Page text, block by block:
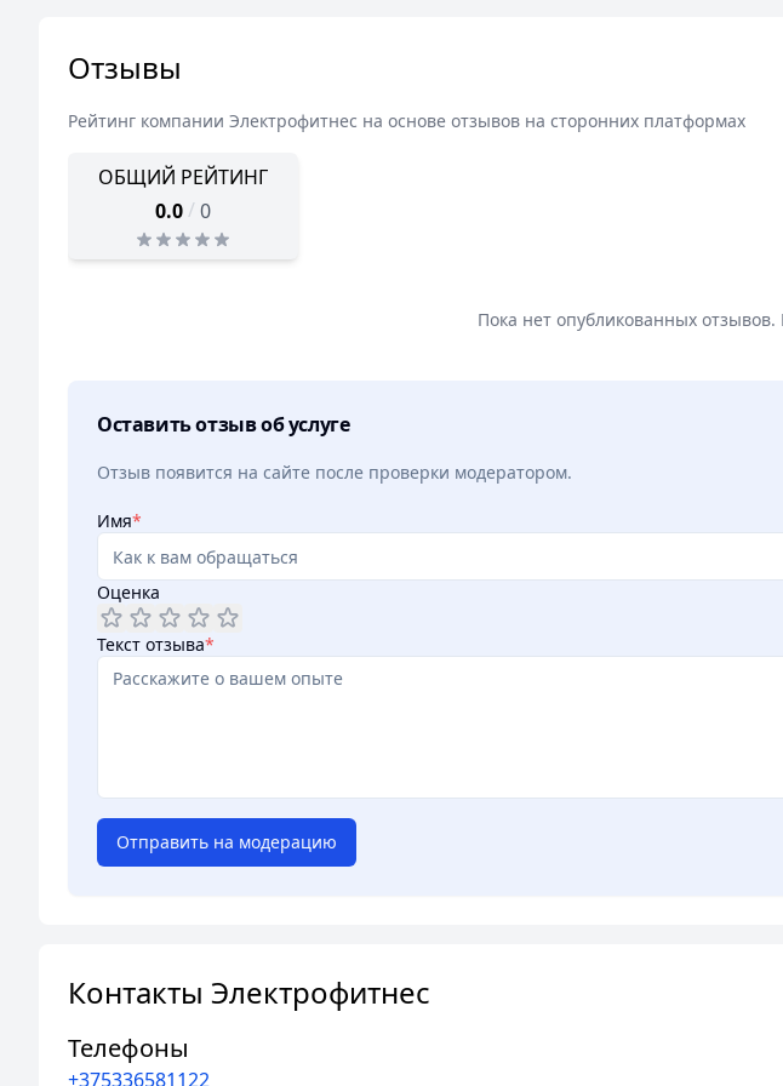
Отзывы
Рейтинг компании Электрофитнес на основе отзывов на сторонних платформах
ОБЩИЙ РЕЙТИНГ
0.0 / 0
Пока нет опубликованных
Оставить отзыв об услуге
Отзыв появится на сайте после проверки модератором.
Имя*
Оценка
Текст отзыва*
Отправить на модерацию
Контакты Электрофитнес
Телефоны
+375336581122